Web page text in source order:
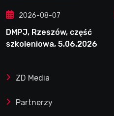
2026-08-07
DMPJ, Rzeszów, część
szkoleniowa, 5.06.2026
ZD Media
Partnerzy